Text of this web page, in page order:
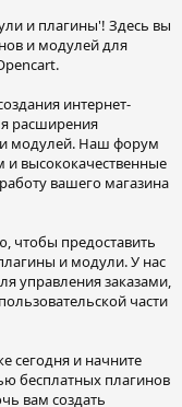
и плагины'! Здесь вы
и модулей для
интернет-
расширения
и модулей. Наш форум
и высококачественные
вашего магазина
чтобы предоставить
и модули. У нас
управления заказами,
части
сегодня и начните
бесплатных плагинов
вам создать